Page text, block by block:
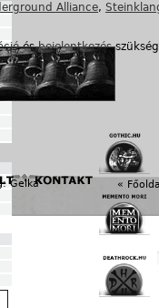
Alliance,
ésbejelentkezés
Gelka «